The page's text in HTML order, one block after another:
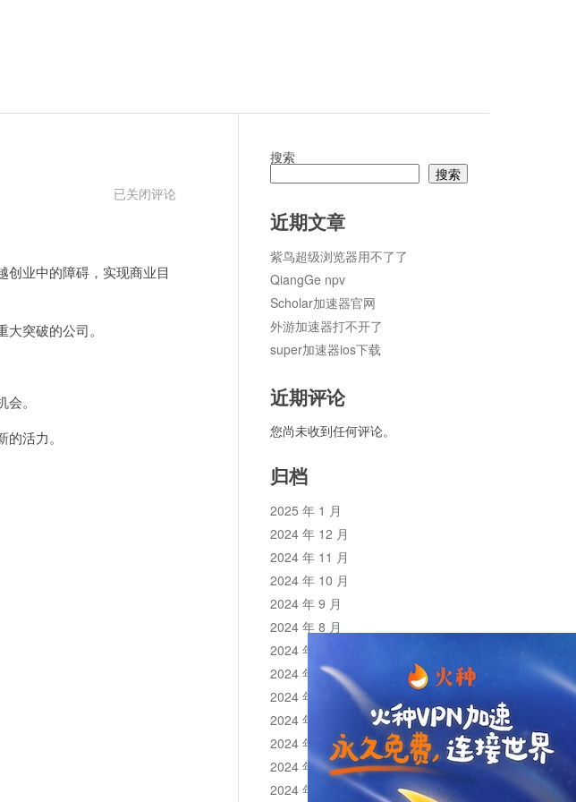
大
mac
下
已关闭评论
业中的障碍，实现商业目
突破的公司。
。
活力。
搜索
搜索
近期文章
紫鸟超级浏览器用不了了
QiangGe npv
Scholar加速器官网
外游加速器打不开了
super加速器ios下载
近期评论
您尚未收到任何评论。
归档
2025 年 1 月
2024 年 12 月
2024 年 11 月
2024 年 10 月
2024 年 9 月
2024 年 8 月
2024 年 7 月
2024 年 6 月
2024 年 5 月
2024 年 4 月
2024 年 3 月
2024 年 2 月
2024 年 1 月